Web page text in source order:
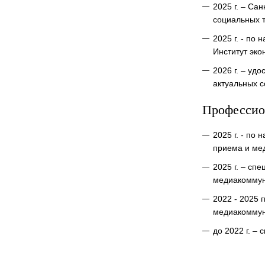
2025 г. –
социальных
2025 г. - по
Институт
2026 г. –
актуальных
2025 г. - по
приема и
2025 г. –
2022 - 2025
до 2022 г. –